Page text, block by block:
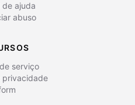
de ajuda
abuso
serviço
privacidade